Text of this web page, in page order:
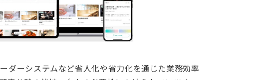
ダーシステムなど省人化や省力化を通じた業務効率